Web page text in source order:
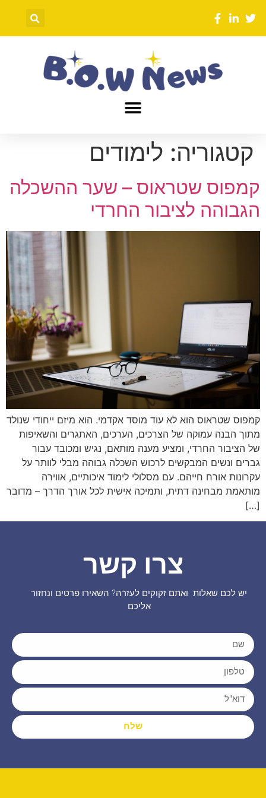
קטגוריה: לימודים
קמפוס שטראוס – שער ההשכלה
הגבוהה לציבור החרדי
קמפוס שטראוס הוא לא עוד מוסד אקדמי. הוא מיזם ייחודי שנולד
מתוך הבנה עמוקה של הצרכים, הערכים, האתגרים והשאיפות
של הציבור החרדי, ומציע מענה מותאם, נגיש ומכובד עבור
גברים ונשים המבקשים לרכוש השכלה גבוהה מבלי לוותר על
עקרונות אורח חייהם. עם מסלולי לימוד איכותיים, אווירה
מותאמת מבחינה דתית, ותמיכה אישית לכל אורך הדרך – מדובר
[…]
צרו קשר
יש לכם שאלות ואתם זקוקים לעזרה? השאירו פרטים ונחזור
אליכם
שלח